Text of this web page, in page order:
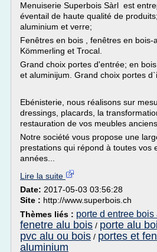
Menuiserie Superbois Sàrl est
éventail de haute qualité de
aluminium et verre;
Fenêtres en bois , fenêtres en bois-
Kömmerling et Trocal.
Grand choix portes d'entrée; en
et aluminijum. Grand choix portes
Ebénisterie, nous réalisons sur
dressings, placards, la
restauration de vos meubles anciens.
Notre société vous propose une
prestations qui répond à toutes vos
années...
Lire la suite
Date: 2017-05-03 03:56:28
Site : http://www.superbois.ch
Thèmes liés : porte d entree bois
fenetre alu bois / porte alu
pvc alu ou bois / portes et
aluminium